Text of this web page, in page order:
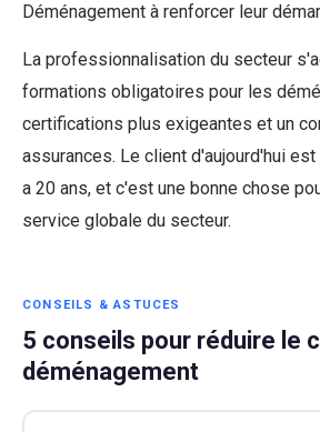
Déménagement à renforcer leur
La professionnalisation du secteur
formations obligatoires pour les
certifications plus exigeantes et un
assurances. Le client d'aujourd'hui
a 20 ans, et c'est une bonne chose
service globale du secteur.
CONSEILS & ASTUCES
5 conseils pour réduire le
déménagement